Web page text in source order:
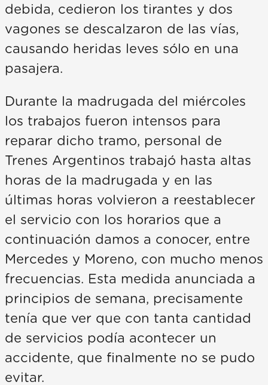
debida, cedieron los tirantes y dos
vagones se descalzaron de las vías,
causando heridas leves sólo en una
pasajera.
Durante la madrugada del miércoles
los trabajos fueron intensos para
reparar dicho tramo, personal de
Trenes Argentinos trabajó hasta altas
horas de la madrugada y en las
últimas horas volvieron a reestablecer
el servicio con los horarios que a
continuación damos a conocer, entre
Mercedes y Moreno, con mucho menos
frecuencias. Esta medida anunciada a
principios de semana, precisamente
tenía que ver que con tanta cantidad
de servicios podía acontecer un
accidente, que finalmente no se pudo
evitar.